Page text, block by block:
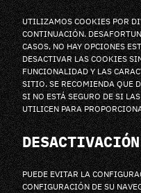
UTILIZAMOS COOKIES POR
CONTINUACIÓN.
CASOS, NO HAY OPCIONES
DESACTIVAR LAS COOKIES
FUNCIONALIDAD Y LAS
SITIO. SE RECOMIENDA QUE
SI NO ESTÁ SEGURO DE SI
UTILICEN PARA
PUEDE EVITAR LA
CONFIGURACIÓN DE SU